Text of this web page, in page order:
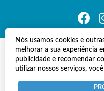
Nós usamos cookies e
melhorar a sua experiência
publicidade e recomendar
utilizar nossos serviços,
© Copyright
Todos os
Termos e